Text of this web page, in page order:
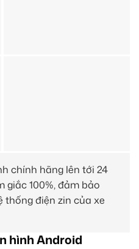
chính hãng lên tới 24
giắc 100%, đảm bảo
thống điện zin của xe
hình Android